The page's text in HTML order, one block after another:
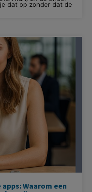
dat op zonder dat de
Waarom een